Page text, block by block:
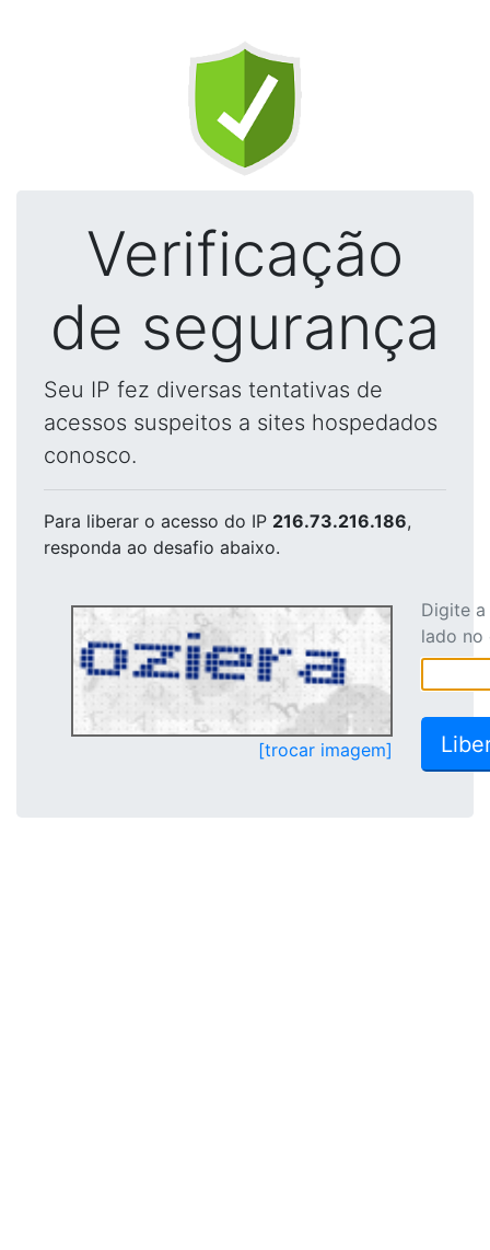
Verificação
de segurança
Seu IP fez diversas tentativas de
acessos suspeitos a sites hospedados
conosco.
Para liberar o acesso do IP 216.73.216.186,
responda ao desafio abaixo.
[trocar imagem]
Digite
lado no